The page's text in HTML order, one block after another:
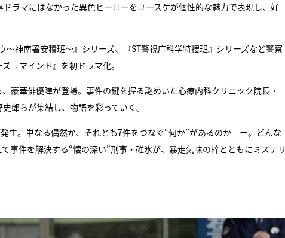
ラマにはなかった異色ヒーローをユースケが個性的な魅力で表現し、好
神南署安積班～』シリーズ、『ST警視庁科学特捜班』シリーズなど警察
『マインド』を初ドラマ化。
豪華俳優陣が登場。事件の鍵を握る謎めいた心療内科クリニック院長・
郎らが集結し、物語を彩っていく。
生。単なる偶然か、それとも7件をつなぐ“何か”があるのか―ー。どんな
事件を解決する“懐の深い”刑事・碓氷が、暴走気味の梓とともにミステリ